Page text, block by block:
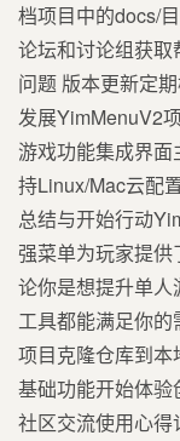
档项目中的docs/
论坛和讨论组获
问题 版本更新定
发展YimMenuV2
游戏功能集成界
持Linux/Mac云配
总结与开始行动
强菜单为玩家提
论你是想提升单
工具都能满足你的
项目克隆仓库到
基础功能开始体
社区交流使用心